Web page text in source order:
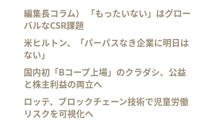
編集長コラム） 「もったいない」はグロー
バルなCSR課題
米ヒルトン、「パーパスなき企業に明日は
ない」
国内初「Bコープ上場」のクラダシ、公益
と株主利益の両立へ
ロッテ、ブロックチェーン技術で児童労働
リスクを可視化へ